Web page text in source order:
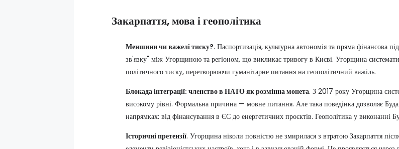
Закарпаття, мова і геополітика
Меншини чи важелі тиску?. Паспортизація, культурна автономія та пряма фінансова
зв'язку" між Угорщиною та регіоном, що викликає тривогу в Києві. Угорщина
політичного тиску, перетворюючи гуманітарне питання на геополітичний важіль.
Блокада інтеграції: членство в НАТО як розмінна монета. З 2017 року Угорщина
високому рівні. Формальна причина — мовне питання. Але така поведінка дозволяє
напрямках: від фінансування в ЄС до енергетичних проєктів. Геополітика у
Історичні претензії. Угорщина ніколи повністю не змирилася з втратою Закарпаття